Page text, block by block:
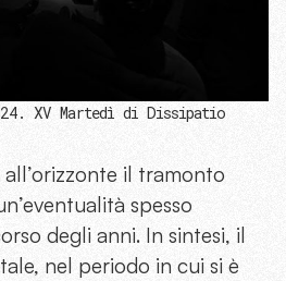
XV Martedì di Dissipatio
il tramonto
spesso
degli anni. In sintesi, il
nel periodo in cui si è